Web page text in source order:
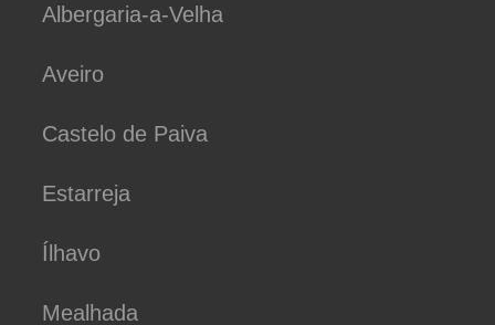
Albergaria-a-Velha
Aveiro
Castelo de Paiva
Estarreja
Ílhavo
Mealhada